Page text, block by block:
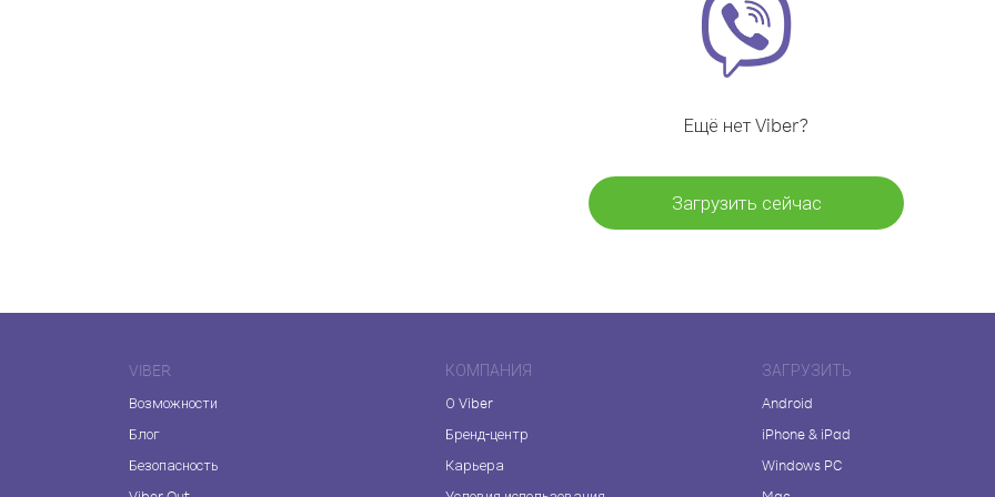
Ещё нет Viber?
Загрузить сейчас
VIBER
Возможности
Блог
Безопасность
КОМПАНИЯ
О Viber
Бренд-центр
Карьера
ЗАГРУЗИТЬ
Android
iPhone & iPad
Windows PC